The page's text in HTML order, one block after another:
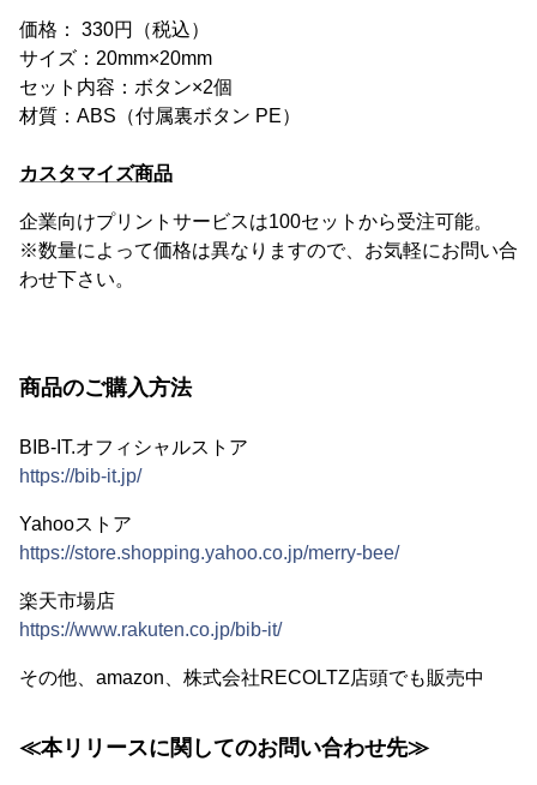
価格： 330円（税込）
サイズ：20mm×20mm
セット内容：ボタン×2個
材質：ABS（付属裏ボタン PE）
カスタマイズ商品
企業向けプリントサービスは100セットから受注可能。
※数量によって価格は異なりますので、お気軽にお問い合
わせ下さい。
商品のご購入方法
BIB-IT.オフィシャルストア
https://bib-it.jp/
Yahooストア
https://store.shopping.yahoo.co.jp/merry-bee/
楽天市場店
https://www.rakuten.co.jp/bib-it/
その他、amazon、株式会社RECOLTZ店頭でも販売中
≪本リリースに関してのお問い合わせ先≫